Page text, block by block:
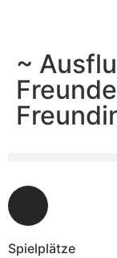
~
Spielplätze